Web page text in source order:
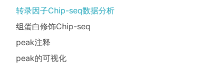
转录因子Chip-seq数据分析
组蛋白修饰Chip-seq
peak注释
peak的可视化